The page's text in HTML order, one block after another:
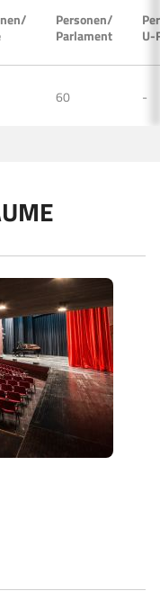
Personen/
Parlament
U-
60 -